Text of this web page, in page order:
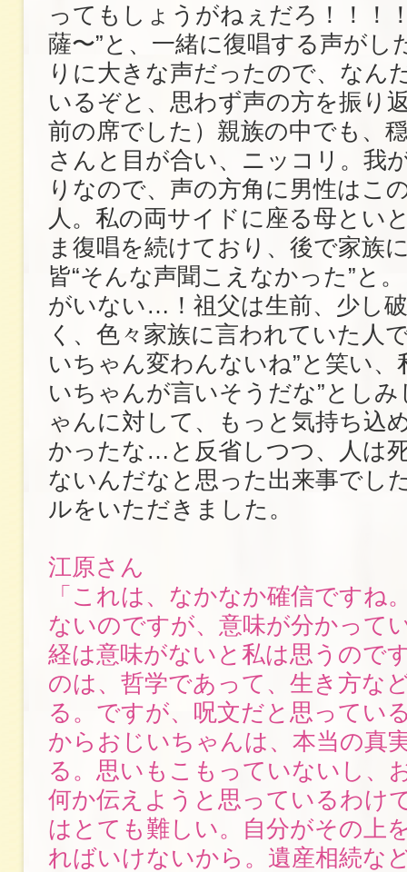
ってもしょうがねぇだろ！！
薩〜”と、一緒に復唱する声がし
りに大きな声だったので、なん
いるぞと、思わず声の方を振り
前の席でした）親族の中でも、
さんと目が合い、ニッコリ。我
りなので、声の方角に男性はこ
人。私の両サイドに座る母とい
ま復唱を続けており、後で家族
皆“そんな声聞こえなかった”と
がいない…！祖父は生前、少し
く、色々家族に言われていた人
いちゃん変わんないね”と笑い、
いちゃんが言いそうだな”とし
ゃんに対して、もっと気持ち込
かったな…と反省しつつ、人は
ないんだなと思った出来事でし
ルをいただきました。
江原さん
「これは、なかなか確信ですね
ないのですが、意味が分かって
経は意味がないと私は思うので
のは、哲学であって、生き方な
る。ですが、呪文だと思ってい
からおじいちゃんは、本当の真
る。思いもこもっていないし、
何か伝えようと思っているわけ
はとても難しい。自分がその上
ればいけないから。遺産相続な